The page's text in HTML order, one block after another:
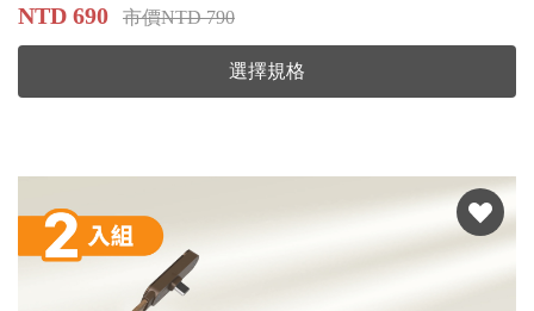
NTD 690 市價NTD 790
選擇規格